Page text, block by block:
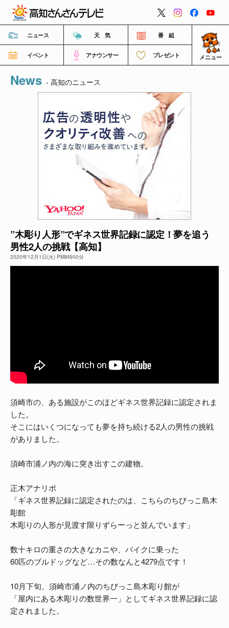
ニュース 天 気 番 組
イベント アナウンサー プレゼント メニュー
高知さんさんテレビについて
イベント情報
FNNビデオポスト（投稿）
ご意見・ご感想・ご要望
よくある質問
News - 高知のニュース
”木彫り人形”でギネス世界記録に認定！夢を追う
男性2人の挑戦【高知】
2020年12月1日(火) PM8時00分
須崎市の、ある施設がこのほどギネス世界記録に認定されま
した。
そこにはいくつになっても夢を持ち続ける2人の男性の挑戦
がありました。
須崎市浦ノ内の海に突き出すこの建物。
正木アナリポ
「ギネス世界記録に認定されたのは、こちらのちびっこ島木
彫館
木彫りの人形が見渡す限りずらーっと並んでいます」
数十キロの重さの大きなカニや、バイクに乗った
60匹のブルドッグなど…その数なんと4279点です！
10月下旬、須崎市浦ノ内のちびっこ島木彫り館が
「屋内にある木彫りの数世界一」としてギネス世界記録に認
定されました。